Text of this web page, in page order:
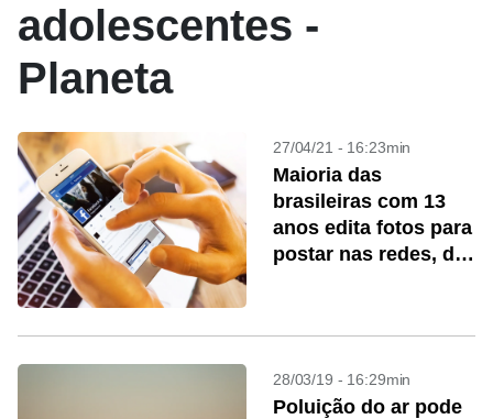
adolescentes -
Planeta
27/04/21 - 16:23min
Maioria das
brasileiras com 13
anos edita fotos para
postar nas redes, diz
28/03/19 - 16:29min
Poluição do ar pode